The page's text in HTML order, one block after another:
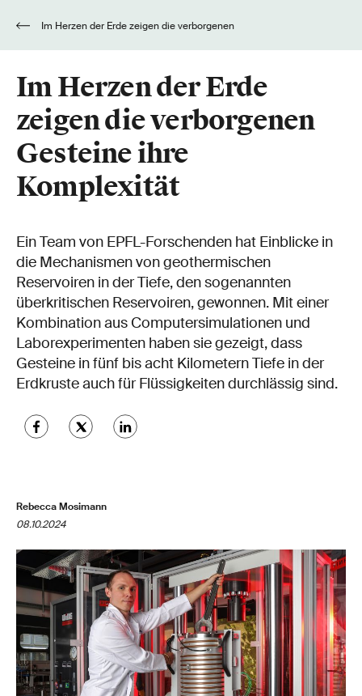
Im Herzen der Erde
zeigen die verborgenen
Gesteine ihre
Komplexität
Ein Team von EPFL-Forschenden hat Einblicke in
die Mechanismen von geothermischen
Reservoiren in der Tiefe, den sogenannten
überkritischen Reservoiren, gewonnen. Mit einer
Kombination aus Computersimulationen und
Laborexperimenten haben sie gezeigt, dass
Gesteine in fünf bis acht Kilometern Tiefe in der
Erdkruste auch für Flüssigkeiten durchlässig sind.
Rebecca Mosimann
08.10.2024